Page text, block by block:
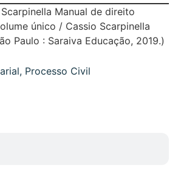
Manual de direito
único / Cassio Scarpinella
Paulo : Saraiva Educação, 2019.)
, Processo Civil